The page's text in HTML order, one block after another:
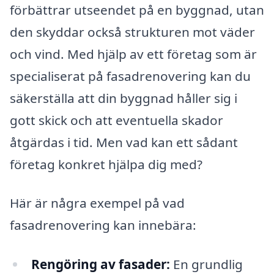
förbättrar utseendet på en byggnad, utan
den skyddar också strukturen mot väder
och vind. Med hjälp av ett företag som är
specialiserat på fasadrenovering kan du
säkerställa att din byggnad håller sig i
gott skick och att eventuella skador
åtgärdas i tid. Men vad kan ett sådant
företag konkret hjälpa dig med?
Här är några exempel på vad
fasadrenovering kan innebära:
Rengöring av fasader: En grundlig